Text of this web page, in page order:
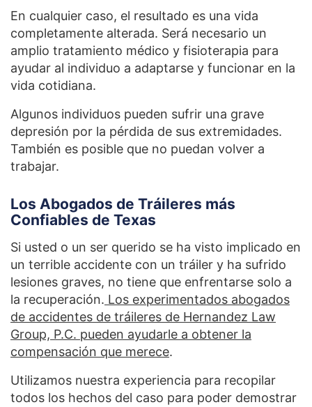
En cualquier caso, el resultado es una vida
completamente alterada. Será necesario un
amplio tratamiento médico y fisioterapia para
ayudar al individuo a adaptarse y funcionar en la
vida cotidiana.
Algunos individuos pueden sufrir una grave
depresión por la pérdida de sus extremidades.
También es posible que no puedan volver a
trabajar.
Los Abogados de Tráileres más
Confiables de Texas
Si usted o un ser querido se ha visto implicado en
un terrible accidente con un tráiler y ha sufrido
lesiones graves, no tiene que enfrentarse solo a
la recuperación. Los experimentados abogados
de accidentes de tráileres de Hernandez Law
Group, P.C. pueden ayudarle a obtener la
compensación que merece.
Utilizamos nuestra experiencia para recopilar
todos los hechos del caso para poder demostrar